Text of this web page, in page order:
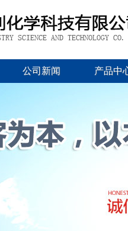
公司新闻 产品中